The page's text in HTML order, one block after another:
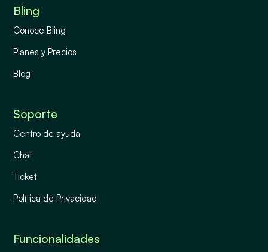
Bling
Conoce Bling
Planes y Precios
Blog
Soporte
Centro de ayuda
Chat
Ticket
Política de Privacidad
Funcionalidades